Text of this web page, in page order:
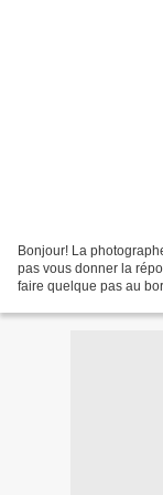
Bonjour! La
pas vous donner la
faire quelque pas au